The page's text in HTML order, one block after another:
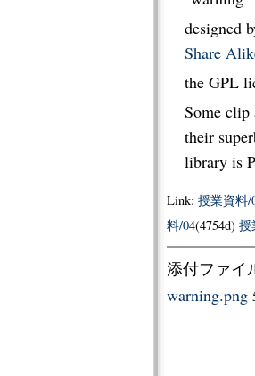
designed
Share
the GPL
Some clip
their
library is
Link: 授業資料/
料/04(4754d) 授
添付ファイ
warning.png